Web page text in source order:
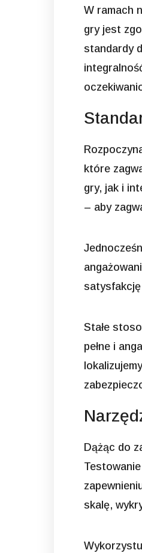
W ramach
gry jest
standardy
które
gry, jak i
– aby
Stałe
pełne i
Dążąc do
skalę,